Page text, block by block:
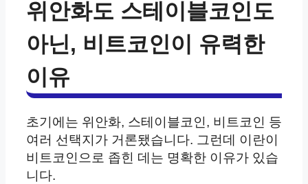
위안화도 스테이블코인도
아닌, 비트코인이 유력한
이유
초기에는 위안화, 스테이블코인, 비트코인 등
여러 선택지가 거론됐습니다. 그런데 이란이
비트코인으로 좁힌 데는 명확한 이유가 있습
니다.